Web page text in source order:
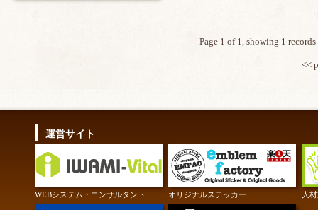
Page 1 of 1, showing 1
<<
運営サイト
WEBシステム・コンサルタント オリジナルステッカー 人